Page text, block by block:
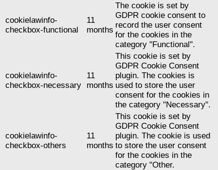
cookielawinfo-
checkbox-functional
11
months
The cookie is set by
GDPR cookie consent to
record the user consent
for the cookies in the
category "Functional".
cookielawinfo-
checkbox-necessary
11
months
This cookie is set by
GDPR Cookie Consent
plugin. The cookies is
used to store the user
consent for the cookies in
the category "Necessary".
cookielawinfo-
checkbox-others
11
months
This cookie is set by
GDPR Cookie Consent
plugin. The cookie is used
to store the user consent
for the cookies in the
category "Other.